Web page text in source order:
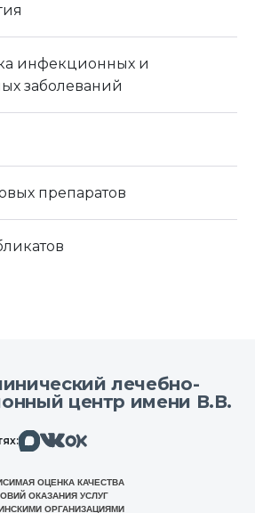
инфекционных и
заболеваний
препаратов
лечебно-
центр имени В.В.
МаксВконтактеОдноклассники